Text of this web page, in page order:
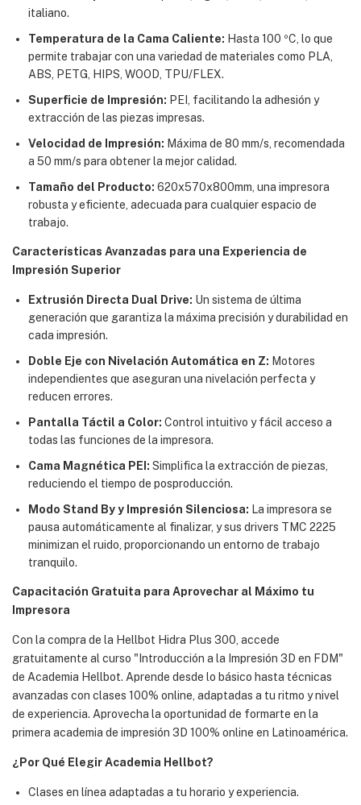
italiano.
Temperatura de la Cama Caliente: Hasta 100 ºC, lo que
permite trabajar con una variedad de materiales como PLA,
ABS, PETG, HIPS, WOOD, TPU/FLEX.
Superficie de Impresión: PEI, facilitando la adhesión y
extracción de las piezas impresas.
Velocidad de Impresión: Máxima de 80 mm/s, recomendada
a 50 mm/s para obtener la mejor calidad.
Tamaño del Producto: 620x570x800mm, una impresora
robusta y eficiente, adecuada para cualquier espacio de
trabajo.
Características Avanzadas para una Experiencia de
Impresión Superior
Extrusión Directa Dual Drive: Un sistema de última
generación que garantiza la máxima precisión y durabilidad en
cada impresión.
Doble Eje con Nivelación Automática en Z: Motores
independientes que aseguran una nivelación perfecta y
reducen errores.
Pantalla Táctil a Color: Control intuitivo y fácil acceso a
todas las funciones de la impresora.
Cama Magnética PEI: Simplifica la extracción de piezas,
reduciendo el tiempo de posproducción.
Modo Stand By y Impresión Silenciosa: La impresora se
pausa automáticamente al finalizar, y sus drivers TMC 2225
minimizan el ruido, proporcionando un entorno de trabajo
tranquilo.
Capacitación Gratuita para Aprovechar al Máximo tu
Impresora
Con la compra de la Hellbot Hidra Plus 300, accede
gratuitamente al curso "Introducción a la Impresión 3D en FDM"
de Academia Hellbot. Aprende desde lo básico hasta técnicas
avanzadas con clases 100% online, adaptadas a tu ritmo y nivel
de experiencia. Aprovecha la oportunidad de formarte en la
primera academia de impresión 3D 100% online en Latinoamérica.
¿Por Qué Elegir Academia Hellbot?
Clases en línea adaptadas a tu horario y experiencia.